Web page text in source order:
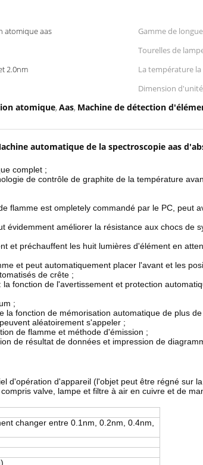
atomique aas Gamme de
Tourelles de
2.0nm La température la
Dimension
atomique, Aas, Machine de détection
automatique de la spectroscopie aas
complet ;
de contrôle de graphite de la température
flamme est ompletely commandé par le PC, peut
évidemment améliorer la résistance aux chocs
et préchauffent les huit lumières d'élément en
et peut automatiquement placer l'avant et les
de crête ;
fonction de l'avertissement et protection
;
fonction de mémorisation automatique de plus
aléatoirement s'appeler ;
de flamme et méthode d'émission ;
de résultat de données et impression de
d'opération d'appareil (l'objet peut être régné sur
valve, lampe et filtre à air en cuivre et de
changer entre 0.1nm, 0.2nm, 0.4nm,